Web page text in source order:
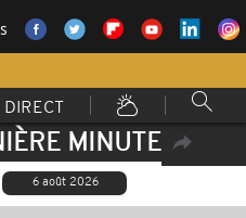
MINUTE
6 août 2026